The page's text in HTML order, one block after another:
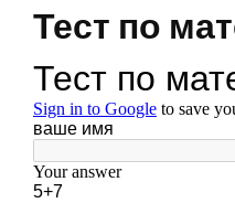
Тест по